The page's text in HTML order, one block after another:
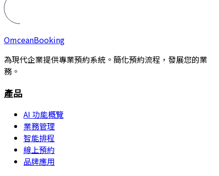
OmceanBooking
為現代企業提供專業預約系統。簡化預約流程，發展您的業
務。
產品
AI 功能概覽
業務管理
智能排程
線上預約
品牌應用